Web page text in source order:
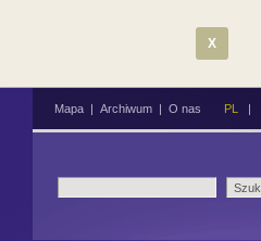
X
Mapa | Archiwum | O nas PL |